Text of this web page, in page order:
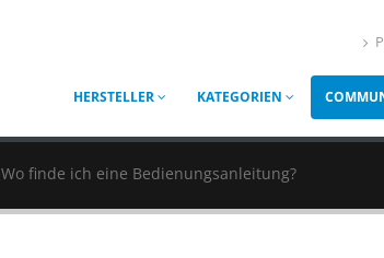
HERSTELLER KATEGORIEN
Wo finde ich eine Bedienungsanleitung?